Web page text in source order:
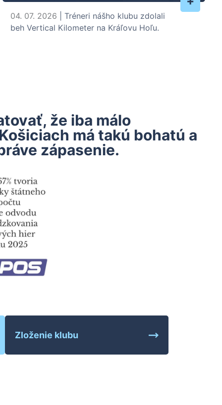
04. 07. 2026 | Tréneri nášho klubu zdolali
beh Vertical Kilometer na Kráľovu Hoľu.
že iba málo
má takú bohatú a
zápasenie.
Zloženie klubu